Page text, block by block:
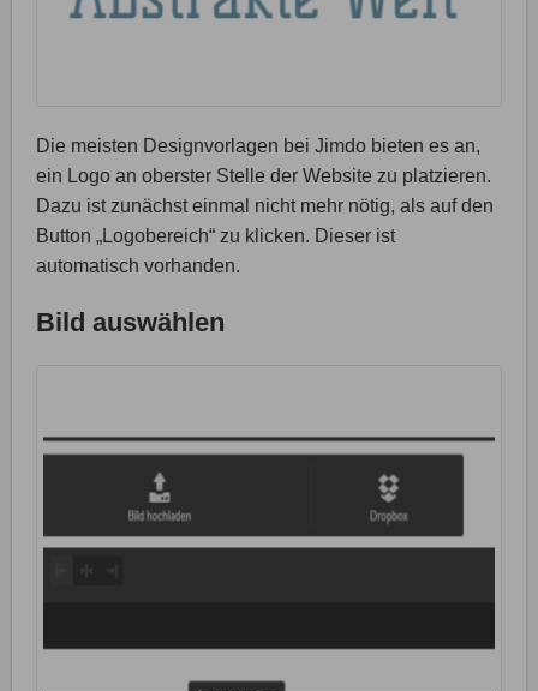
Die meisten Designvorlagen bei Jimdo bieten es an,
ein Logo an oberster Stelle der Website zu platzieren.
Dazu ist zunächst einmal nicht mehr nötig, als auf den
Button „Logobereich“ zu klicken. Dieser ist
automatisch vorhanden.
Bild auswählen